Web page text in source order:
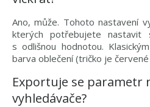
Ano, může. Tohoto nastavení
kterých potřebujete nastavit
s odlišnou hodnotou.
barva oblečení (tričko je
Exportuje se parametr
vyhledávače?